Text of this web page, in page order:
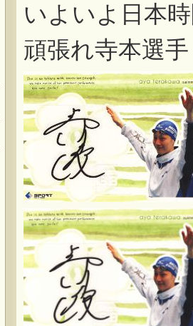
いよいよ日本
頑張れ寺本選